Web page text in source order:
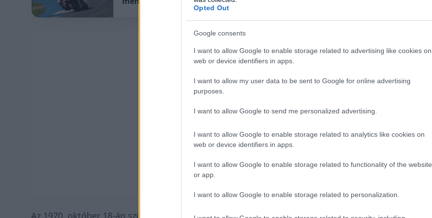
Opted Out
Google consents
I want to allow Google to enable storage related to advertising like cookies on
web or device identifiers in apps.
I want to allow my user data to be sent to Google for online advertising
purposes.
I want to allow Google to send me personalized advertising.
I want to allow Google to enable storage related to analytics like cookies on
web or device identifiers in apps.
I want to allow Google to enable storage related to functionality of the website
or app.
I want to allow Google to enable storage related to personalization.
Az 1970. október 18-án született Barrost már egész korán megismertették a motorozással,